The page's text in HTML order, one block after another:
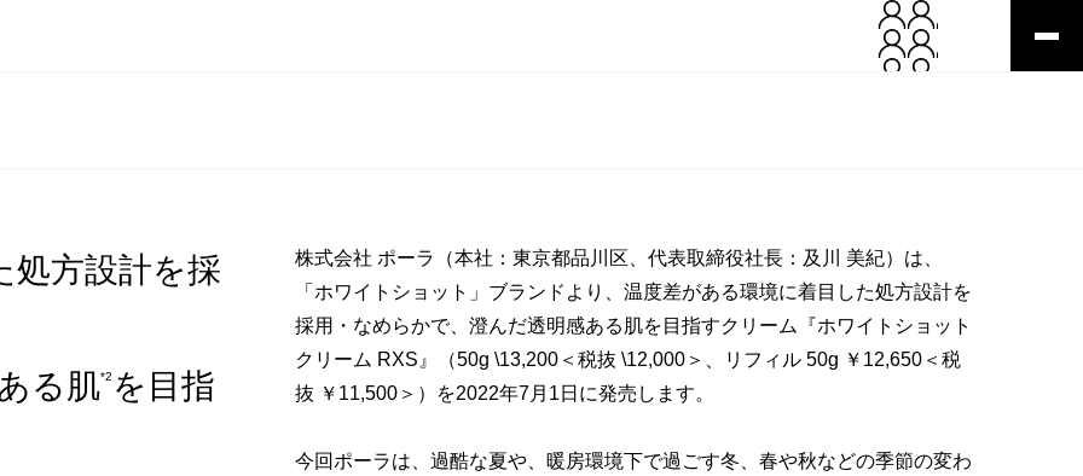
処方設計を採
る肌*2 を目指
株式会社 ポーラ（本社：東京都品川区、代表取締役社長：及川 美紀）は、
「ホワイトショット」ブランドより、温度差がある環境に着目した処方設計を
採用・なめらかで、澄んだ透明感ある肌を目指すクリーム『ホワイトショット
クリーム RXS』（50g \13,200＜税抜 \12,000＞、リフィル 50g ￥12,650＜税
抜 ￥11,500＞）を2022年7月1日に発売します。
今回ポーラは、過酷な夏や、暖房環境下で過ごす冬、春や秋などの季節の変わ